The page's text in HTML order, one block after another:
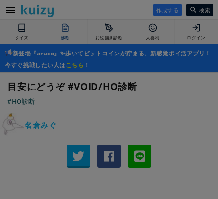
作成する 検索
クイズ 診断 お絵描き診断 大喜利 ログイン
新登場『aruco』✨歩いてビットコインが貯まる、新感覚ポイ活アプリ！
今すぐ挑戦したい人はこちら ！
目安にどうぞ #VOID/HO診断
#HO診断
名倉みぐ